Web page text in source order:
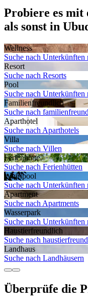
Probiere es
als sonst in
Wellness
Suche nach
Resort
Suche nach Resorts
Pool
Suche nach Unterkünften
Familien­freundlich
Suche nach
Aparthotel
Suche nach Aparthotels
Villa
Suche nach Villen
Ferienhütte
Suche nach Ferienhütten
Whirlpool
Suche nach
Apartment
Suche nach Apartments
Wasserpark
Suche nach Unterkünften
Haustier­freundlich
Suche nach
Landhaus
Suche nach Landhäusern
Überprüfe die